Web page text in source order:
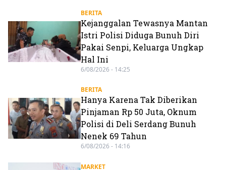
BERITA
Kejanggalan Tewasnya Mantan
Istri Polisi Diduga Bunuh Diri
Pakai Senpi, Keluarga Ungkap
Hal Ini
6/08/2026 - 14:25
BERITA
Hanya Karena Tak Diberikan
Pinjaman Rp 50 Juta, Oknum
Polisi di Deli Serdang Bunuh
Nenek 69 Tahun
6/08/2026 - 14:16
MARKET